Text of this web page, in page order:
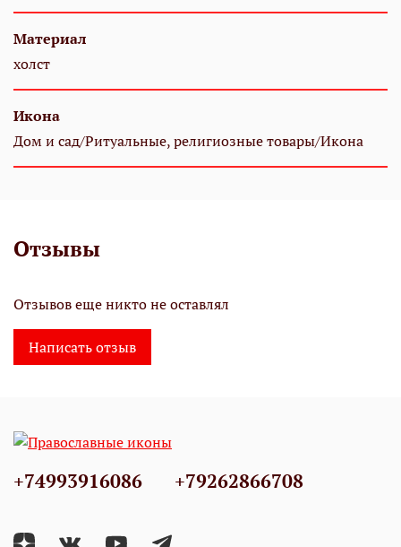
Материал
холст
Икона
Дом и сад/Ритуальные, религиозные товары/Икона
Отзывы
Отзывов еще никто не оставлял
Написать отзыв
+74993916086 +79262866708